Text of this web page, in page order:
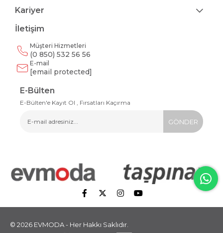
Kariyer
İletişim
Müşteri Hizmetleri
(0 850) 532 56 56
E-mail
[email protected]
E-Bülten
E-Bülten'e Kayıt Ol , Fırsatları Kaçırma
GÖNDER
© 2026 EVMODA - Her Hakkı Saklıdır.